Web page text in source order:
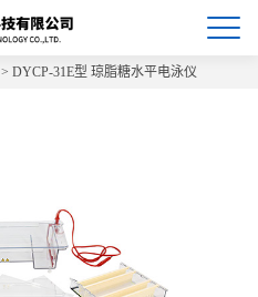
> DYCP-31E型 琼脂糖水平电泳仪